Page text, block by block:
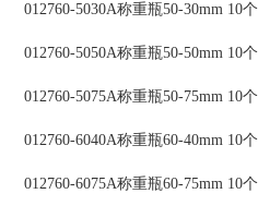
012760-5030A称重瓶50-30mm 10个
012760-5050A称重瓶50-50mm 10个
012760-5075A称重瓶50-75mm 10个
012760-6040A称重瓶60-40mm 10个
012760-6075A称重瓶60-75mm 10个